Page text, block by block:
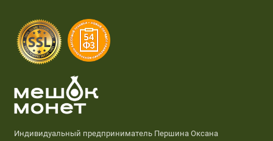
Индивидуальный предприниматель Першина Оксана